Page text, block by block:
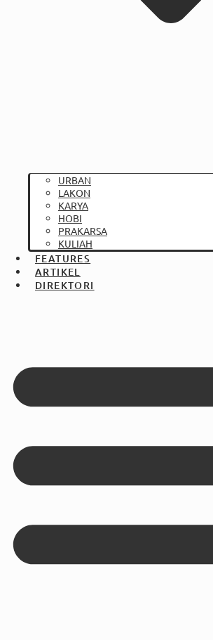
URBAN
LAKON
KARYA
HOBI
PRAKARSA
KULIAH
FEATURES
ARTIKEL
DIREKTORI